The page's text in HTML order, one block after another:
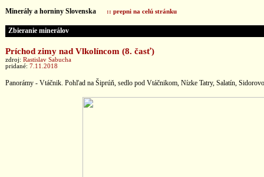
Minerály a horniny Slovenska :: prepni na celú stránku
Zbieranie minerálov
Príchod zimy nad Vlkolíncom (8. časť)
zdroj: Rastislav Sabucha
pridané: 7.11.2018
Panorámy - Vtáčnik. Pohľad na Šiprúň, sedlo pod Vtáčnikom, Nízke Tatry, Salatín,